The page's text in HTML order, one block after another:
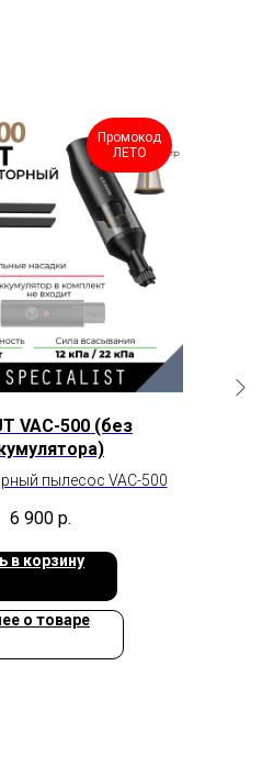
Промокод
ЛЕТО
VAC-500 (без
пылесос VAC-500
6 900 р.
в корзину
о товаре